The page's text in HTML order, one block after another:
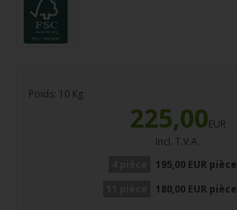
Poids: 10 Kg
225,00EUR
Incl. T.V.A.
195,00 EUR pièce
180,00 EUR pièce